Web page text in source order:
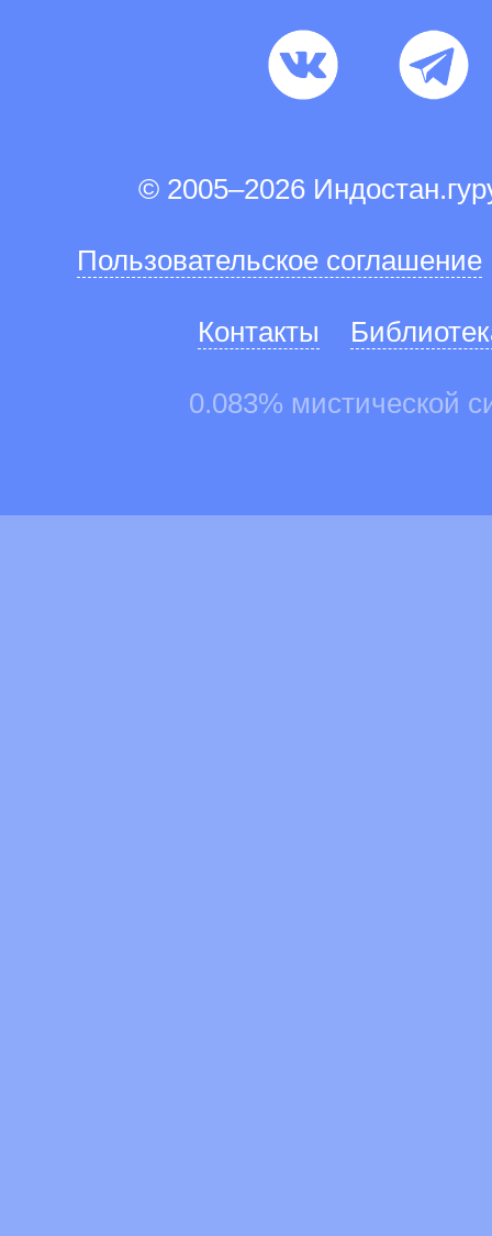
© 2005–2026
Пользовательское соглашение
Контакты
0.083% мистической